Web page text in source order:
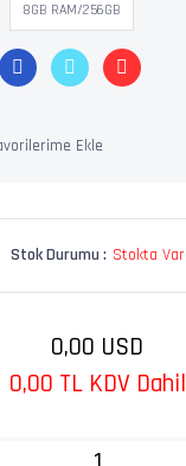
8GB RAM/256GB
Stok Durumu : Stokta Var
0,00 USD
0,00 TL KDV Dahil